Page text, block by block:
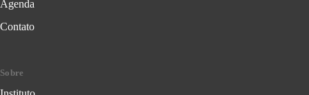
Agenda
Contato
Sobre